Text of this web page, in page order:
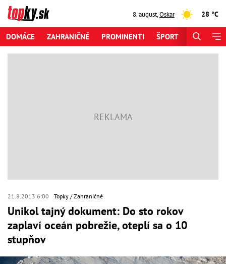
8. august,Oskar 28 °C
DOMÁCE ZAHRANIČNÉ PROMINENTI ŠPORT
21.8.2013 6:00 Topky Zahraničné
Unikol tajný dokument: Do sto rokov
zaplaví oceán pobrežie, oteplí sa o 10
stupňov